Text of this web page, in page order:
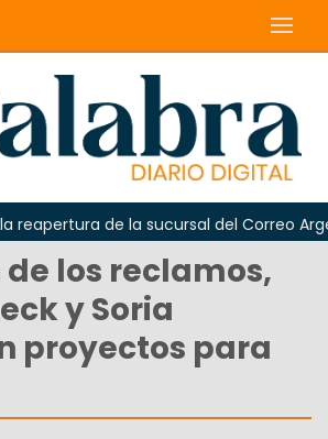
de la sucursal del Correo
de los reclamos,
y Soria
proyectos para